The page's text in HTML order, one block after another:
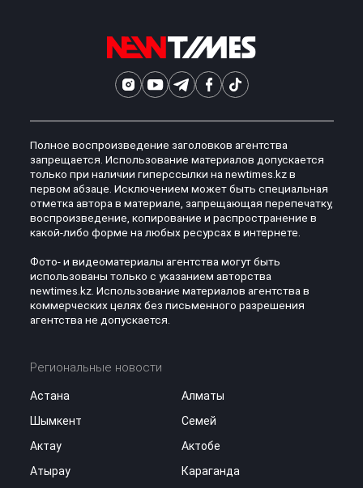
Полное воспроизведение заголовков агентства
запрещается. Использование материалов допускается
только при наличии гиперссылки на newtimes.kz в
первом абзаце. Исключением может быть специальная
отметка автора в материале, запрещающая перепечатку,
воспроизведение, копирование и распространение в
какой-либо форме на любых ресурсах в интернете.
Фото- и видеоматериалы агентства могут быть
использованы только с указанием авторства
newtimes.kz. Использование материалов агентства в
коммерческих целях без письменного разрешения
агентства не допускается.
Региональные новости
Астана
Алматы
Шымкент
Семей
Актау
Актобе
Атырау
Караганда